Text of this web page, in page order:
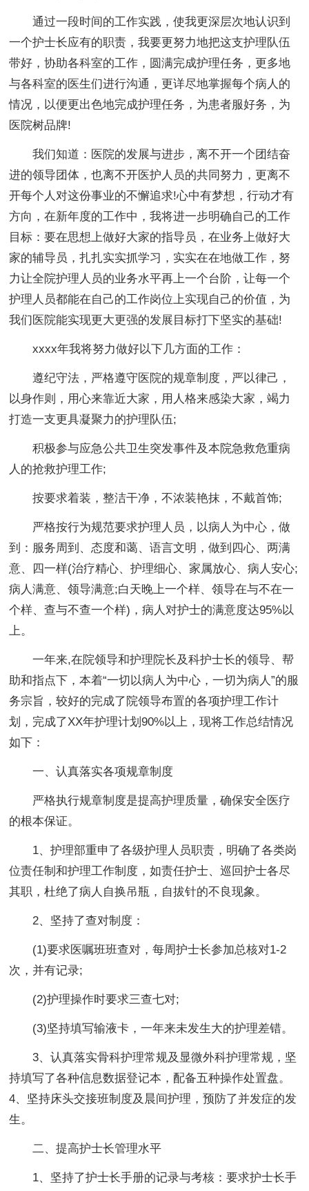
通过一段时间的工作实践，使我更深层次地认识到
一个护士长应有的职责，我要更努力地把这支护理队伍
带好，协助各科室的工作，圆满完成护理任务，更多地
与各科室的医生们进行沟通，更详尽地掌握每个病人的
情况，以便更出色地完成护理任务，为患者服好务，为
医院树品牌!
我们知道：医院的发展与进步，离不开一个团结奋
进的领导团体，也离不开医护人员的共同努力，更离不
开每个人对这份事业的不懈追求!心中有梦想，行动才有
方向，在新年度的工作中，我将进一步明确自己的工作
目标：要在思想上做好大家的指导员，在业务上做好大
家的辅导员，扎扎实实抓学习，实实在在地做工作，努
力让全院护理人员的业务水平再上一个台阶，让每一个
护理人员都能在自己的工作岗位上实现自己的价值，为
我们医院能实现更大更强的发展目标打下坚实的基础!
xxxx年我将努力做好以下几方面的工作：
遵纪守法，严格遵守医院的规章制度，严以律己，
以身作则，用心来靠近大家，用人格来感染大家，竭力
打造一支更具凝聚力的护理队伍;
积极参与应急公共卫生突发事件及本院急救危重病
人的抢救护理工作;
按要求着装，整洁干净，不浓装艳抹，不戴首饰;
严格按行为规范要求护理人员，以病人为中心，做
到：服务周到、态度和蔼、语言文明，做到四心、两满
意、四一样(治疗精心、护理细心、家属放心、病人安心;
病人满意、领导满意;白天晚上一个样、领导在与不在一
个样、查与不查一个样)，病人对护士的满意度达95%以
上。
一年来,在院领导和护理院长及科护士长的领导、帮
助和指点下，本着“一切以病人为中心，一切为病人”的服
务宗旨，较好的完成了院领导布置的各项护理工作计
划，完成了XX年护理计划90%以上，现将工作总结情况
如下：
一、认真落实各项规章制度
严格执行规章制度是提高护理质量，确保安全医疗
的根本保证。
1、护理部重申了各级护理人员职责，明确了各类岗
位责任制和护理工作制度，如责任护士、巡回护士各尽
其职，杜绝了病人自换吊瓶，自拔针的不良现象。
2、坚持了查对制度：
(1)要求医嘱班班查对，每周护士长参加总核对1-2
次，并有记录;
(2)护理操作时要求三查七对;
(3)坚持填写输液卡，一年来未发生大的护理差错。
3、认真落实骨科护理常规及显微外科护理常规，坚
持填写了各种信息数据登记本，配备五种操作处置盘。
4、坚持床头交接班制度及晨间护理，预防了并发症的发
生。
二、提高护士长管理水平
1、坚持了护士长手册的记录与考核：要求护士长手